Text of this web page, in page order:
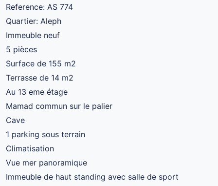
Reference: AS 774
Quartier: Aleph
Immeuble neuf
5 pièces
Surface de 155 m2
Terrasse de 14 m2
Au 13 eme étage
Mamad commun sur le palier
Cave
1 parking sous terrain
Climatisation
Vue mer panoramique
Immeuble de haut standing avec salle de sport